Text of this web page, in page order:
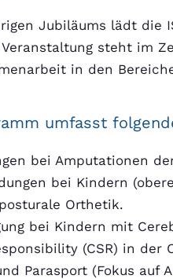
Jubiläums lädt die
Veranstaltung steht im
in den
umfasst
bei Amputationen
bei Kindern
Orthetik.
bei Kindern mit
(CSR) in der
Parasport (Fokus auf